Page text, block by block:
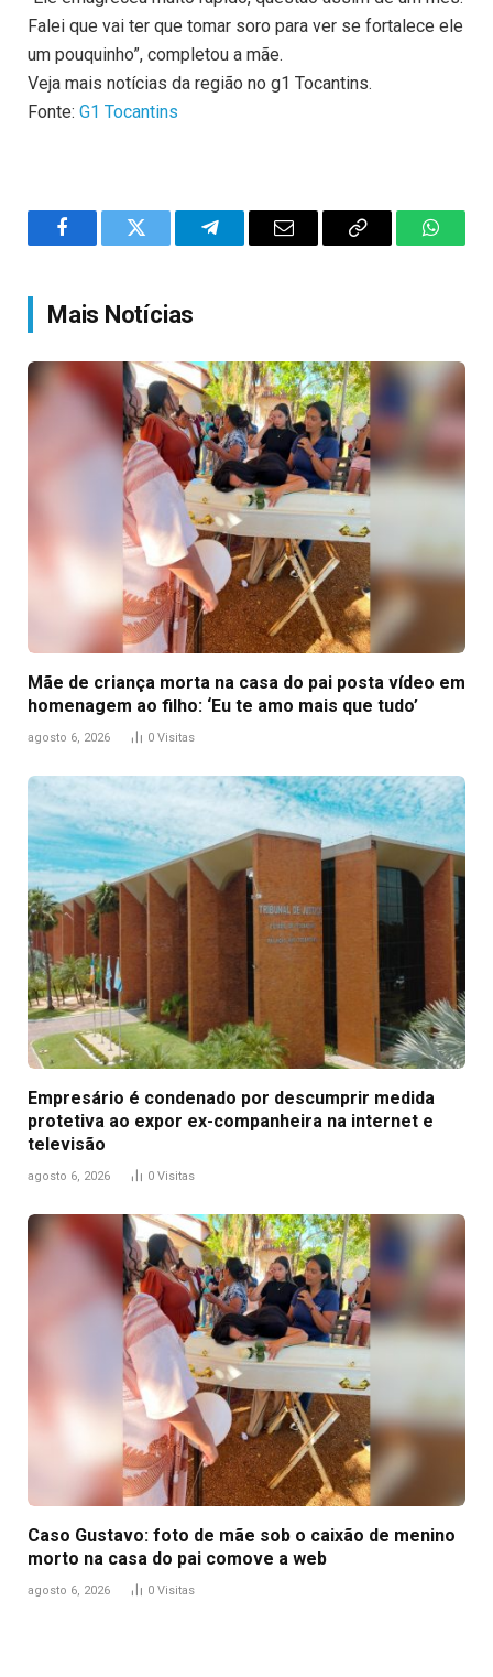
Falei que vai ter que tomar soro para ver se fortalece ele
um pouquinho”, completou a mãe.
Veja mais notícias da região no g1 Tocantins.
Fonte: G1 Tocantins
FacebookTwitter TelegramEmail
Copy
Mais Notícias
Mãe de criança morta na casa do pai posta vídeo em
homenagem ao filho: ‘Eu te amo mais que tudo’
agosto 6, 2026 0 Visitas
Empresário é condenado por descumprir medida
protetiva ao expor ex-companheira na internet e
televisão
agosto 6, 2026 0 Visitas
Caso Gustavo: foto de mãe sob o caixão de menino
morto na casa do pai comove a web
agosto 6, 2026 0 Visitas